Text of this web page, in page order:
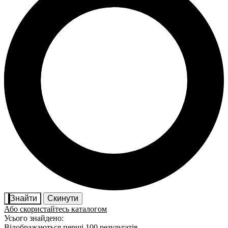
Знайти
Скинути
Або скористайтесь каталогом
Усього знайдено: